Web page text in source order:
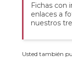
Fichas con
enlaces a
nuestros
Usted también